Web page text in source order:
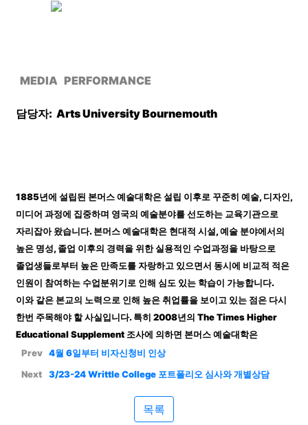
MEDIA PERFORMANCE
담당자: Arts University Bournemouth
1885년에 설립된 본머스예술대학은설립 이후로 꾸준히 예술, 디자인,
미디어 과정에 집중하며 영국의 예술분야를선도하는 교육기관으로
자리잡아 왔습니다.본머스예술대학은 현대적 시설,예술 분야에서의
높은 명성, 졸업 이후의 경력을위한실용적인 수업과정을 바탕으로
졸업생들로부터 높은 만족도를자랑하고 있으면서 동시에 비교적 적은
인원이 참여하는 수업분위기로 인해 심도 있는 학습이 가능합니다.
이와 같은 본교의 노력으로 인해 높은취업률을 보이고 있는 점은 다시
한번 주목해야 할사실입니다.특히 2008년의 The Times Higher
Educational Supplement 조사에 의하면 본머스예술대학은
Prev 4월 6일부터 비자신청비 인상
Next
3/23-24 Writtle College 포트폴리오 심사와 개별상담
목록